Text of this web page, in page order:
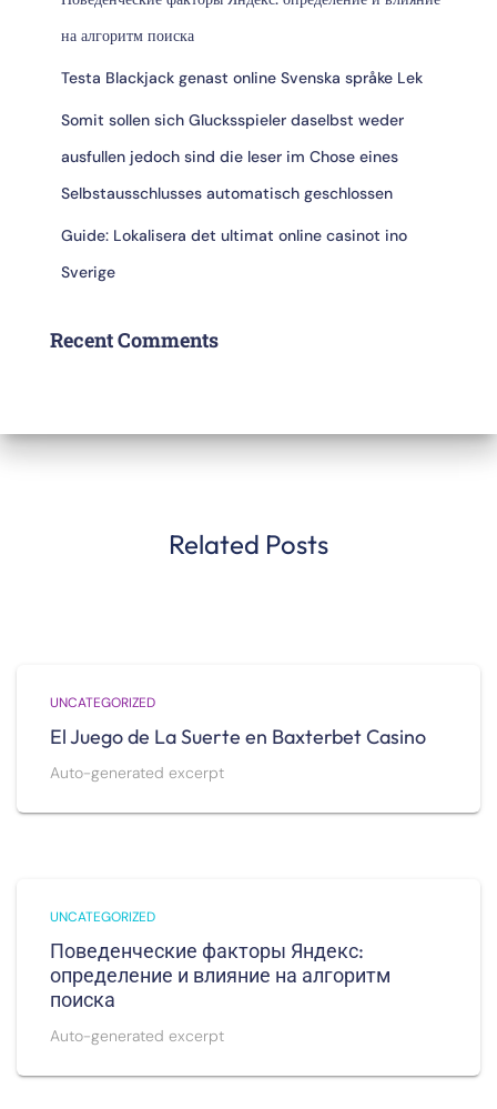
на алгоритм поиска
Testa Blackjack genast online Svenska språke Lek
Somit sollen sich Glucksspieler daselbst weder
ausfullen jedoch sind die leser im Chose eines
Selbstausschlusses automatisch geschlossen
Guide: Lokalisera det ultimat online casinot ino
Sverige
Recent Comments
Related Posts
UNCATEGORIZED
El Juego de La Suerte en Baxterbet Casino
Auto-generated excerpt
UNCATEGORIZED
Поведенческие факторы Яндекс:
определение и влияние на алгоритм
поиска
Auto-generated excerpt